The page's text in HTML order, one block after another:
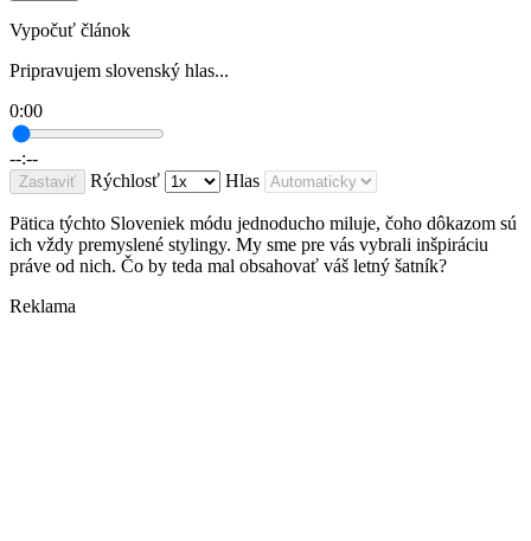
Vypočuť článok
Pripravujem slovenský hlas...
0:00
--:--
Zastaviť Rýchlosť Hlas
Pätica týchto Sloveniek módu jednoducho miluje, čoho dôkazom sú
ich vždy premyslené stylingy. My sme pre vás vybrali inšpiráciu
práve od nich. Čo by teda mal obsahovať váš letný šatník?
Reklama